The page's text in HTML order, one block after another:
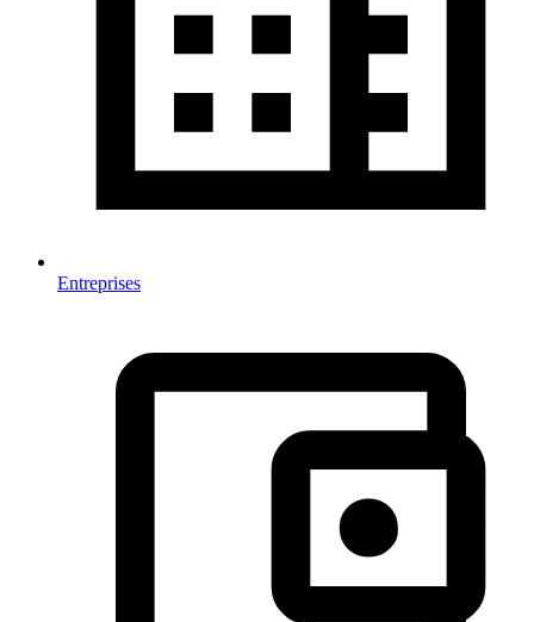
Entreprises